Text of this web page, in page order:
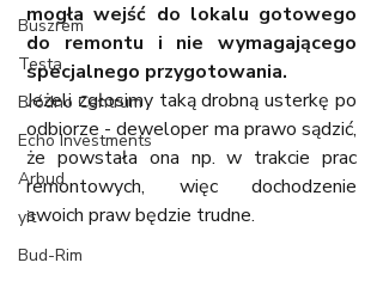
Buszrem
Testa
Bródno Centrum
Echo Investments
Arbud
yit
Bud-Rim
mogła wejść do lokalu gotowego
do remontu i nie wymagającego
specjalnego przygotowania.
Jeżeli zgłosimy taką drobną usterkę po
odbiorze - deweloper ma prawo sądzić,
że powstała ona np. w trakcie prac
remontowych, więc dochodzenie
swoich praw będzie trudne.